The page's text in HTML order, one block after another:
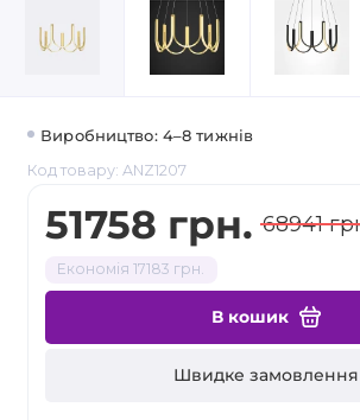
Виробництво: 4–8 тижнів
Код товару: ANZ1207
51758 грн. 68941
Економія 17183 грн.
В кошик
Швидке замовлення